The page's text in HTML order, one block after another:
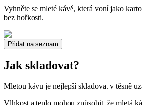
Vyhněte se mleté kávě, která voní jako
bez hořkosti.
Přidat na seznam
Jak skladovat?
Mletou kávu je nejlepší skladovat v těsně
Vlhkost a teplo mohou způsobit, že mletá